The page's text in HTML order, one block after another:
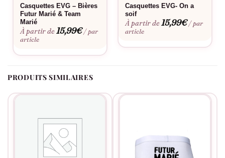
Casquettes EVG – Bières
Futur Marié & Team
Marié
À partir de15,99€ / par
article
Casquettes EVG- On a
soif
À partir de15,99€ / par
article
PRODUITS SIMILAIRES